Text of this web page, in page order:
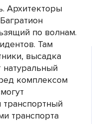
Архитекторы
по волнам.
Там
высадка
комплексом
транспортный
транспорта